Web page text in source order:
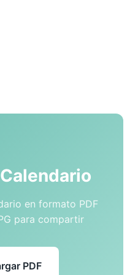
en formato PDF
para compartir
PDF